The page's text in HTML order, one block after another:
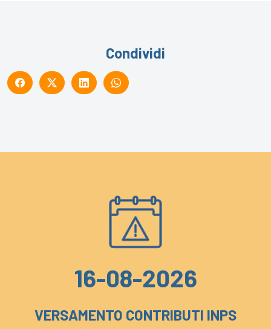
Condividi
16-08-2026
VERSAMENTO CONTRIBUTI INPS